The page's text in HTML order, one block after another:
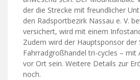
der die Strecke mit freundlicher
den Radsportbezirk Nassau e. V.
versichert, wird mit einem
Zudem wird der Hauptsponsor der
Fahrradgroßhandel tri-cycles – mit
vor Ort sein. Weitere Details zur
noch.